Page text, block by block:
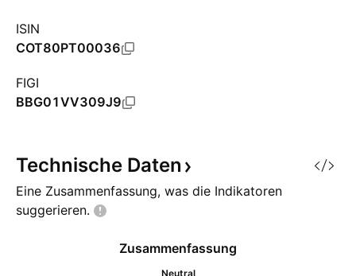
ISIN
COT80PT00036
FIGI
BBG01VV309J9
Technische Daten
Eine Zusammenfassung, was die Indikatoren
suggerieren.
Zusammenfassung
Neutral